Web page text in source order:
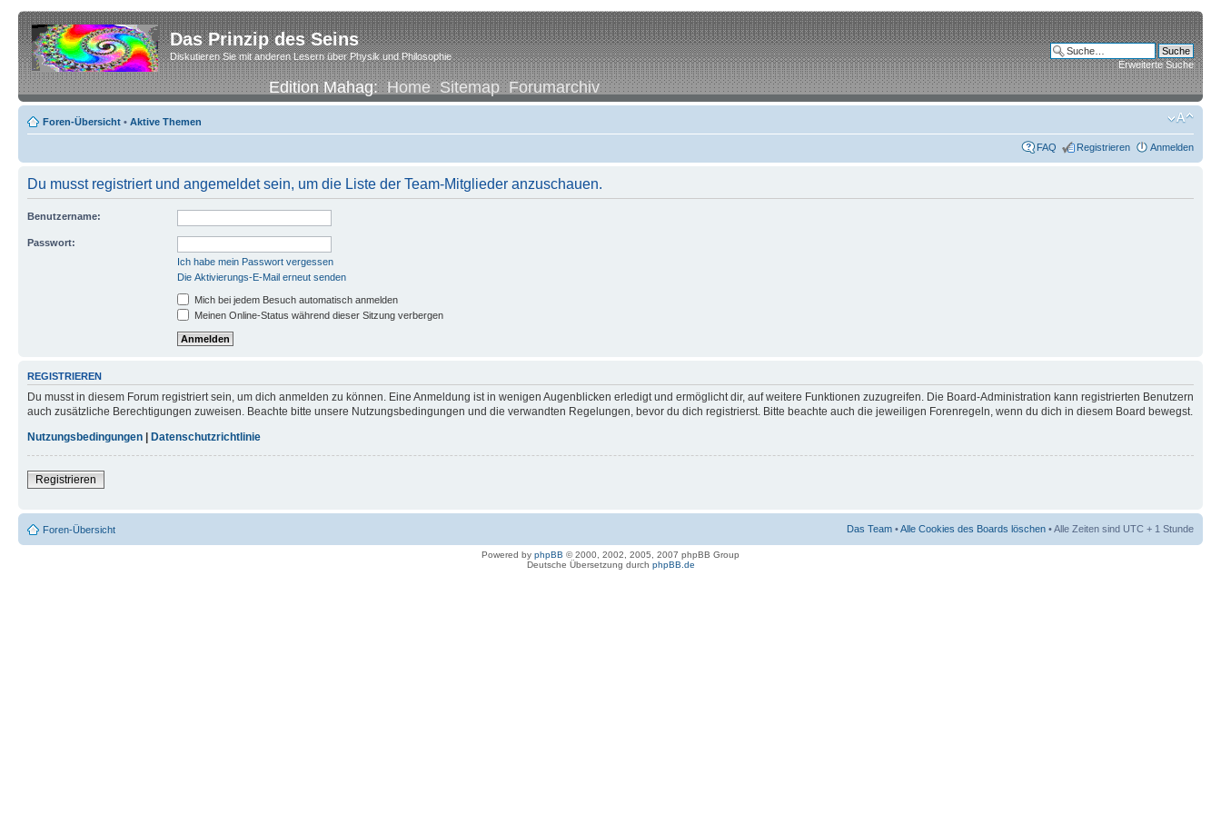
Das Prinzip des Seins
Diskutieren Sie mit anderen Lesern über Physik und Philosophie
Edition Mahag:Home Sitemap Forumarchiv
Erweiterte Suche
Foren-Übersicht • Aktive Themen
FAQ Registrieren Anmelden
Du musst registriert und angemeldet sein, um die Liste der Team-Mitglieder anzuschauen.
Benutzername:
Passwort:
Ich habe mein Passwort vergessen
Die Aktivierungs-E-Mail erneut senden
Mich bei jedem Besuch automatisch anmelden
Meinen Online-Status während dieser Sitzung verbergen
REGISTRIEREN
Du musst in diesem Forum registriert sein, um dich anmelden zu können. Eine Anmeldung ist in wenigen Augenblicken erledigt und ermöglicht dir, auf weitere Funktionen zuzugreifen. Die Board-Administration kann registrierten Benutzern
auch zusätzliche Berechtigungen zuweisen. Beachte bitte unsere Nutzungsbedingungen und die verwandten Regelungen, bevor du dich registrierst. Bitte beachte auch die jeweiligen Forenregeln, wenn du dich in diesem Board bewegst.
Nutzungsbedingungen
Datenschutzrichtlinie
Registrieren
Foren-Übersicht Das Team •Alle Cookies des Boards löschen • Alle Zeiten sind UTC + 1 Stunde
Powered by phpBB © 2000, 2002, 2005, 2007 phpBB Group
Deutsche Übersetzung durch phpBB.de